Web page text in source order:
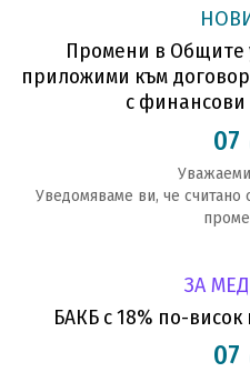
Промени в Общите
приложими към
с финансови
07
Уведомяваме ви, че считано
ЗА
БАКБ с 18% по-
07